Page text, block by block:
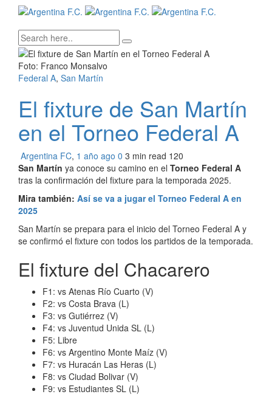
Foto: Franco Monsalvo
Federal A, San Martín
El fixture de San Martín
en el Torneo Federal A
Argentina FC, 1 año ago 0 3 min read 120
San Martín ya conoce su camino en el Torneo Federal A
tras la confirmación del fixture para la temporada 2025.
Mira también: Así se va a jugar el Torneo Federal A en
2025
San Martín se prepara para el inicio del Torneo Federal A y
se confirmó el fixture con todos los partidos de la temporada.
El fixture del Chacarero
F1: vs Atenas Río Cuarto (V)
F2: vs Costa Brava (L)
F3: vs Gutiérrez (V)
F4: vs Juventud Unida SL (L)
F5: Libre
F6: vs Argentino Monte Maíz (V)
F7: vs Huracán Las Heras (L)
F8: vs Ciudad Bolivar (V)
F9: vs Estudiantes SL (L)